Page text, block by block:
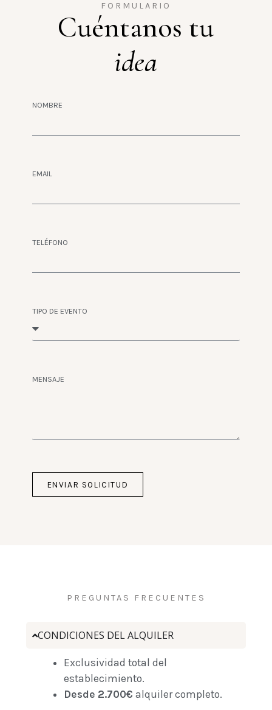
FORMULARIO
Cuéntanos tu
idea
NOMBRE
EMAIL
TELÉFONO
TIPO DE EVENTO
MENSAJE
ENVIAR SOLICITUD
PREGUNTAS FRECUENTES
CONDICIONES DEL ALQUILER
Exclusividad total del
establecimiento.
Desde 2.700€ alquiler completo.